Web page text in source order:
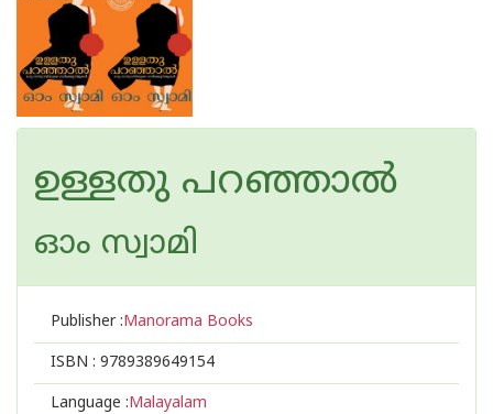
ഉള്ളതു പറഞ്ഞാൽ
ഓം സ്വാമി
Publisher :Manorama Books
ISBN : 9789389649154
Language :Malayalam